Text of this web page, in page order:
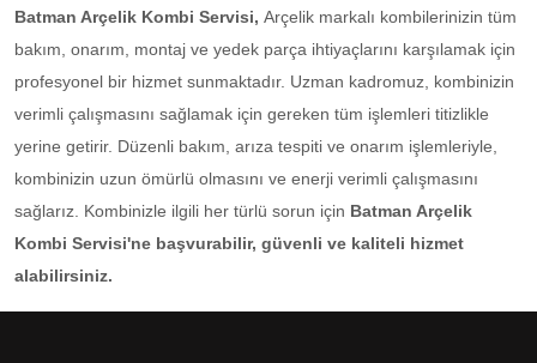
Batman Arçelik Kombi Servisi, Arçelik markalı kombilerinizin tüm
bakım, onarım, montaj ve yedek parça ihtiyaçlarını karşılamak için
profesyonel bir hizmet sunmaktadır. Uzman kadromuz, kombinizin
verimli çalışmasını sağlamak için gereken tüm işlemleri titizlikle
yerine getirir. Düzenli bakım, arıza tespiti ve onarım işlemleriyle,
kombinizin uzun ömürlü olmasını ve enerji verimli çalışmasını
sağlarız. Kombinizle ilgili her türlü sorun için Batman Arçelik
Kombi Servisi'ne başvurabilir, güvenli ve kaliteli hizmet
alabilirsiniz.